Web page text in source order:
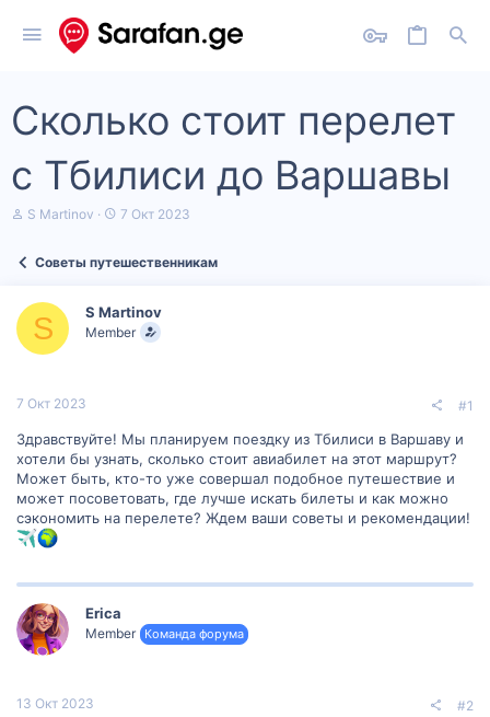
Сколько стоит перелет
с Тбилиси до Варшавы
А
т
м
ы
S Martinov
Д
а
ч
а
7 Окт 2023
Советы путешественникам
S S Martinov
Member
7 Окт 2023 #1
Здравствуйте! Мы планируем поездку из Тбилиси в Варшаву и
хотели бы узнать, сколько стоит авиабилет на этот маршрут?
Может быть, кто-то уже совершал подобное путешествие и
может посоветовать, где лучше искать билеты и как можно
сэкономить на перелете? Ждем ваши советы и рекомендации!
Erica
Member Команда форума
13 Окт 2023 #2